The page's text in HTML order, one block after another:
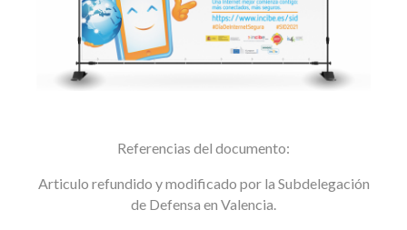
Referencias del documento:
Articulo refundido y modificado por la Subdelegación
de Defensa en Valencia.